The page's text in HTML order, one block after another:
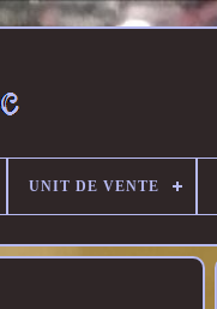
UNIT DE VENTE